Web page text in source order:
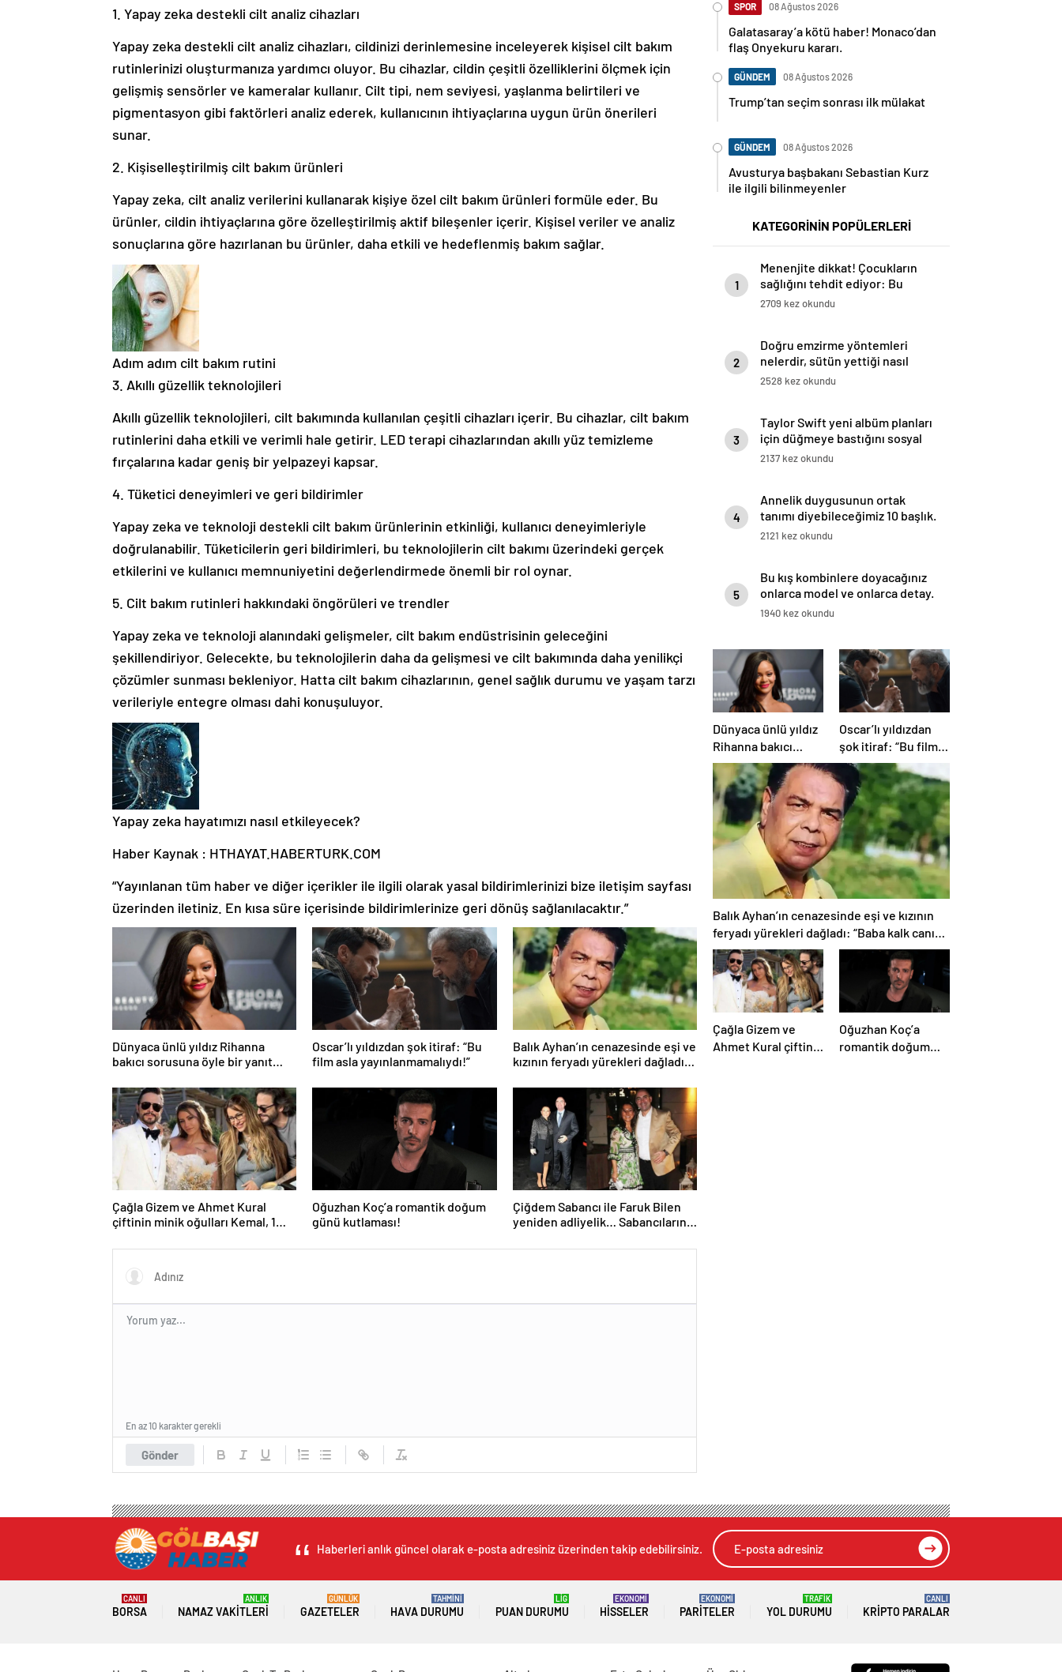
1. Yapay zeka destekli cilt analiz cihazları
Yapay zeka destekli cilt analiz cihazları, cildinizi derinlemesine inceleyerek kişisel cilt bakım
rutinlerinizi oluşturmanıza yardımcı oluyor. Bu cihazlar, cildin çeşitli özelliklerini ölçmek için
gelişmiş sensörler ve kameralar kullanır. Cilt tipi, nem seviyesi, yaşlanma belirtileri ve
pigmentasyon gibi faktörleri analiz ederek, kullanıcının ihtiyaçlarına uygun ürün önerileri
sunar.
2. Kişiselleştirilmiş cilt bakım ürünleri
Yapay zeka, cilt analiz verilerini kullanarak kişiye özel cilt bakım ürünleri formüle eder. Bu
ürünler, cildin ihtiyaçlarına göre özelleştirilmiş aktif bileşenler içerir. Kişisel veriler ve analiz
sonuçlarına göre hazırlanan bu ürünler, daha etkili ve hedeflenmiş bakım sağlar.
Adım adım cilt bakım rutini
3. Akıllı güzellik teknolojileri
Akıllı güzellik teknolojileri, cilt bakımında kullanılan çeşitli cihazları içerir. Bu cihazlar, cilt bakım
rutinlerini daha etkili ve verimli hale getirir. LED terapi cihazlarından akıllı yüz temizleme
fırçalarına kadar geniş bir yelpazeyi kapsar.
4. Tüketici deneyimleri ve geri bildirimler
Yapay zeka ve teknoloji destekli cilt bakım ürünlerinin etkinliği, kullanıcı deneyimleriyle
doğrulanabilir. Tüketicilerin geri bildirimleri, bu teknolojilerin cilt bakımı üzerindeki gerçek
etkilerini ve kullanıcı memnuniyetini değerlendirmede önemli bir rol oynar.
5. Cilt bakım rutinleri hakkındaki öngörüleri ve trendler
Yapay zeka ve teknoloji alanındaki gelişmeler, cilt bakım endüstrisinin geleceğini
şekillendiriyor. Gelecekte, bu teknolojilerin daha da gelişmesi ve cilt bakımında daha yenilikçi
çözümler sunması bekleniyor. Hatta cilt bakım cihazlarının, genel sağlık durumu ve yaşam tarzı
verileriyle entegre olması dahi konuşuluyor.
Yapay zeka hayatımızı nasıl etkileyecek?
Haber Kaynak : HTHAYAT.HABERTURK.COM
“Yayınlanan tüm haber ve diğer içerikler ile ilgili olarak yasal bildirimlerinizi bize iletişim sayfası
üzerinden iletiniz. En kısa süre içerisinde bildirimlerinize geri dönüş sağlanılacaktır.”
Dünyaca ünlü yıldız Rihanna
bakıcı sorusuna öyle bir yanıt
Oscar’lı yıldızdan şok itiraf: “Bu
film asla yayınlanmamalıydı!”
Balık Ayhan’ın cenazesinde eşi ve
kızının feryadı yürekleri dağladı:
Çağla Gizem ve Ahmet Kural
çiftinin minik oğulları Kemal, 1
gününden kareler!
Oğuzhan Koç’a romantik doğum
günü kutlaması!
Çiğdem Sabancı ile Faruk Bilen
yeniden adliyelik… Sabancıların
yatmasını istedi!
Gönder
En az 10 karakter gerekli
SPOR 08 Ağustos 2026
Galatasaray’a kötü haber! Monaco’dan
flaş Onyekuru kararı.
GÜNDEM 08 Ağustos 2026
Trump’tan seçim sonrası ilk mülakat
GÜNDEM 08 Ağustos 2026
Avusturya başbakanı Sebastian Kurz
ile ilgili bilinmeyenler
KATEGORİNİN POPÜLERLERİ
1
Menenjite dikkat! Çocukların
sağlığını tehdit ediyor: Bu
belirtileri önemseyin
2709 kez okundu
2
Doğru emzirme yöntemleri
nelerdir, sütün yettiği nasıl
anlaşılır?
2528 kez okundu
3
Taylor Swift yeni albüm planları
için düğmeye bastığını sosyal
medyadan duyurdu!
2137 kez okundu
4
Annelik duygusunun ortak
tanımı diyebileceğimiz 10 başlık.
2121 kez okundu
5
Bu kış kombinlere doyacağınız
onlarca model ve onlarca detay.
1940 kez okundu
Dünyaca ünlü yıldız
Rihanna bakıcı
sorusuna öyle bir
yanıt verdi ki! “35 yıl
boyunca…”
Oscar’lı yıldızdan
şok itiraf: “Bu film
asla
yayınlanmamalıydı!”
Balık Ayhan’ın cenazesinde eşi ve kızının
feryadı yürekleri dağladı: “Baba kalk canım
yanıyor!”
Çağla Gizem ve
Ahmet Kural çiftinin
Oğuzhan Koç’a
romantik doğum
Haberleri anlık güncel olarak e-posta adresiniz üzerinden takip edebilirsiniz.
BORSA
CANLI
NAMAZ VAKITLERI
ANLIK
GAZETELER
GÜNLÜK
HAVA DURUMU
TAHMİNİ
PUAN DURUMU
LİG
HISSELER
EKONOMİ
PARITELER
EKONOMİ
YOL DURUMU
TRAFİK
KRIPTO PARALAR
CANLI